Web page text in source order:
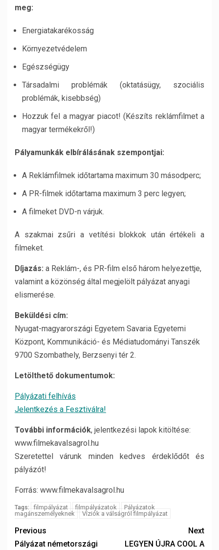
meg:
Energiatakarékosság
Környezetvédelem
Egészségügy
Társadalmi problémák (oktatásügy, szociális
problémák, kisebbség)
Hozzuk fel a magyar piacot! (Készíts reklámfilmet a
magyar termékekről!)
Pályamunkák elbírálásának szempontjai:
A Reklámfilmek időtartama maximum 30 másodperc;
A PR-filmek időtartama maximum 3 perc legyen;
A filmeket DVD-n várjuk.
A szakmai zsűri a vetítési blokkok után értékeli a
filmeket.
Díjazás: a Reklám-, és PR-film első három helyezettje,
valamint a közönség által megjelölt pályázat anyagi
elismerése.
Beküldési cím:
Nyugat-magyarországi Egyetem Savaria Egyetemi
Központ, Kommunikáció- és Médiatudományi Tanszék
9700 Szombathely, Berzsenyi tér 2.
Letölthető dokumentumok:
Pályázati felhívás
Jelentkezés a Fesztiválra!
További információk, jelentkezési lapok kitöltése:
www.filmekavalsagrol.hu
Szeretettel várunk minden kedves érdeklődőt és
pályázót!
Forrás: www.filmekavalsagrol.hu
Tags: filmpályázat filmpályázatok
Pályázatok
magánszemélyeknek
Víziók a válságról filmpályázat
Previous
Pályázat németországi
Next
LEGYEN ÚJRA COOL A